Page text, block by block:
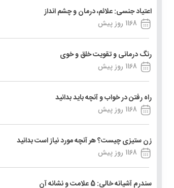
اعتیاد جنسی: علائم، درمان و چشم انداز
1168 روز پیش
رنگ درمانی و تقویت خلق و خوی
1168 روز پیش
راه رفتن در خواب و آنچه باید بدانید
1168 روز پیش
زن ستیزی چیست؟ هر آنچه مورد نیاز است بدانید
1168 روز پیش
سندرم آشیانه خالی: 5 علامت و نشانه آن